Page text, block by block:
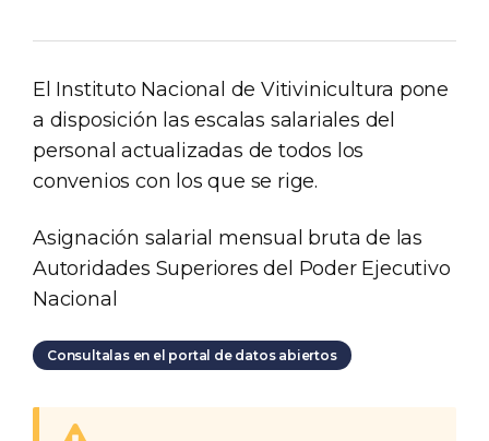
El Instituto Nacional de Vitivinicultura pone
a disposición las escalas salariales del
personal actualizadas de todos los
convenios con los que se rige.
Asignación salarial mensual bruta de las
Autoridades Superiores del Poder Ejecutivo
Nacional
Consultalas en el portal de datos abiertos